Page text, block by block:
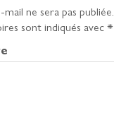
ne sera pas publiée.
sont indiqués avec*